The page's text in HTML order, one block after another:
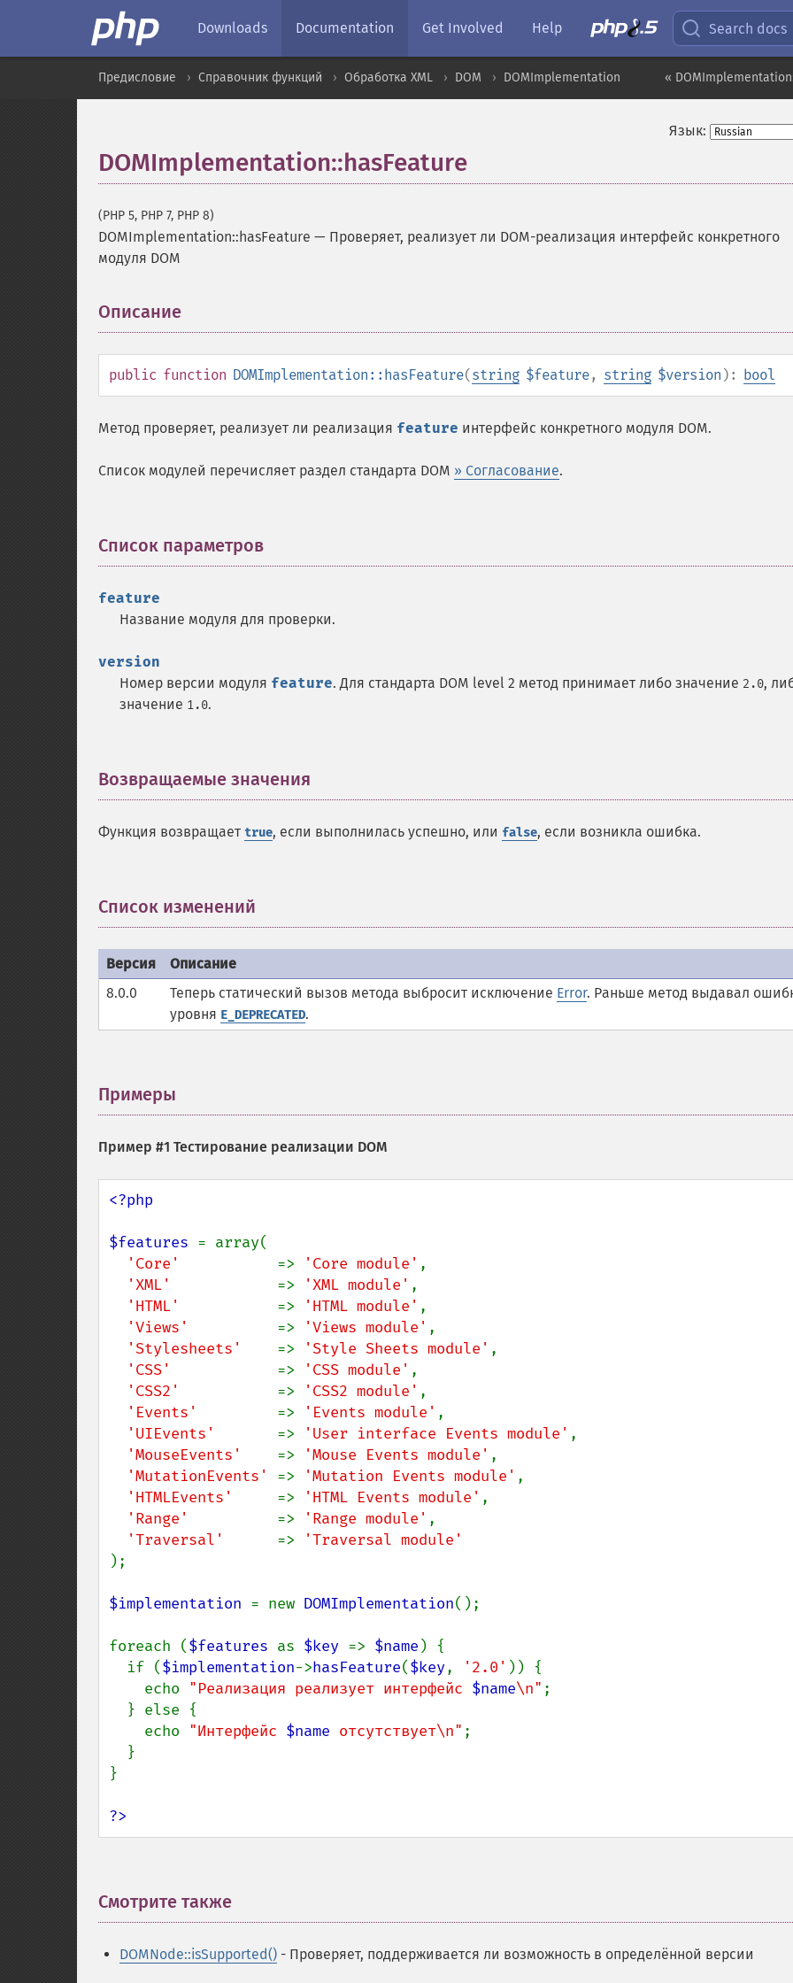
Downloads Documentation Get Involved Help Search docs
«
Предисловие Справочник функций Обработка XML DOM DOMImplementation
Язык:
DOMImplementation::hasFeature
(PHP 5, PHP 7, PHP 8)
DOMImplementation::hasFeature — Проверяет, реализует ли DOM-реализация интерфейс конкретного
модуля DOM
Описание
public function DOMImplementation::hasFeature(string $feature, string $version ): bool
Метод проверяет, реализует ли реализация feature интерфейс конкретного модуля DOM.
Список модулей перечисляет раздел стандарта DOM » Согласование.
Список параметров
feature
Название модуля для проверки.
version
Номер версии модуля feature. Для стандарта DOM level 2 метод принимает либо значение 2.0,
значение 1.0.
Возвращаемые значения
Функция возвращает true, если выполнилась успешно, или false, если возникла ошибка.
Список изменений
Версия
Описание
8.0.0
Теперь статический вызов метода выбросит исключение Error. Раньше метод выдавал
уровня E_DEPRECATED.
Примеры
Пример #1 Тестирование реализации DOM
<?php
$features = array(
'Core' => 'Core module' ,
'XML' => 'XML module' ,
'HTML' => 'HTML module' ,
'Views' => 'Views module' ,
'Stylesheets' => 'Style Sheets module' ,
'CSS' => 'CSS module' ,
'CSS2' => 'CSS2 module' ,
'Events' => 'Events module' ,
'UIEvents' => 'User interface Events module' ,
'MouseEvents' => 'Mouse Events module' ,
'MutationEvents' => 'Mutation Events module' ,
'HTMLEvents' => 'HTML Events module' ,
'Range' => 'Range module' ,
'Traversal' =>
);
$implementation = new DOMImplementation();
foreach ($features as $key => $name ) {
  if (
$implementation->hasFeature($key, '2.0' )) {
    echo
"Реализация реализует интерфейс $name\n" ;
    echo
"Интерфейс $name отсутствует\n" ;
}
?>
Смотрите также
DOMNode::isSupported() - Проверяет, поддерживается ли возможность в определённой версии